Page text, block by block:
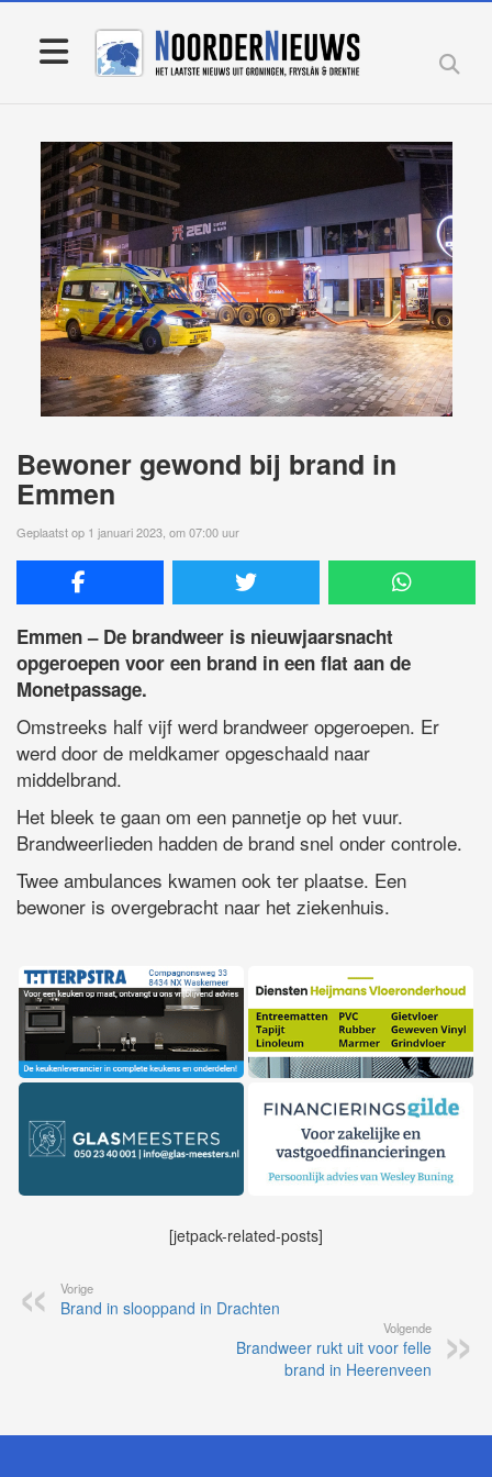
Bewoner gewond bij brand in
Emmen
Geplaatst op 1 januari 2023, om 07:00 uur
Emmen – De brandweer is nieuwjaarsnacht
opgeroepen voor een brand in een flat aan de
Monetpassage.
Omstreeks half vijf werd brandweer opgeroepen. Er
werd door de meldkamer opgeschaald naar
middelbrand.
Het bleek te gaan om een pannetje op het vuur.
Brandweerlieden hadden de brand snel onder controle.
Twee ambulances kwamen ook ter plaatse. Een
bewoner is overgebracht naar het ziekenhuis.
[jetpack-related-posts]
Vorige
Brand in slooppand in Drachten
Volgende
Brandweer rukt uit voor felle
brand in Heerenveen